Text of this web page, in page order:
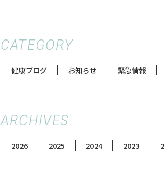
CATEGORY
健康ブログ お知らせ 緊急情報
ARCHIVES
2026 2025 2024 2023